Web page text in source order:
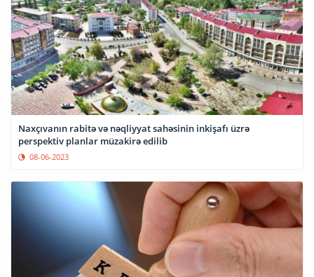
Naxçıvanın rabitə və nəqliyyat sahəsinin inkişafı üzrə
perspektiv planlar müzakirə edilib
08-06-2023